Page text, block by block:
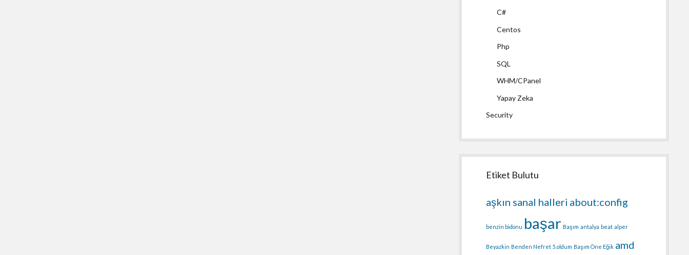
C#
Centos
Php
SQL
WHM/CPanel
Yapay Zeka
Security
Etiket Bulutu
aşkın sanal halleri about:config
benzin bidonu başar Başım antalya beat alper
Beyazkin Benden Nefret 5.oldum Başım Öne Eğik amd